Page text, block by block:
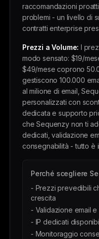
raccomandazioni
problemi - un livello di
contratti enterprise
Prezzi a Volume: I
modo sensato: $19/
$49/mese coprono
gestiscono 100.000
al milione di email,
personalizzati con
dedicata e supporto
che Sequenzy non ti
dedicati, validazione
consegnabilità - tutto è
Perché scegliere
- Prezzi prevedibili
crescita
- Validazione email
- IP dedicati
- Monitoraggio